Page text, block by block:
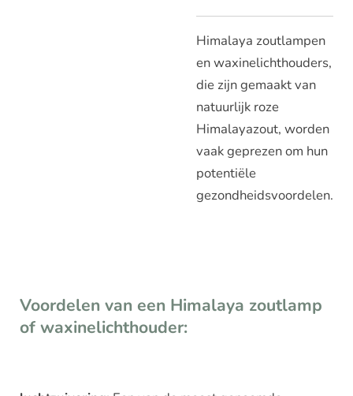
Himalaya zoutlampen
en waxinelichthouders,
die zijn gemaakt van
natuurlijk roze
Himalayazout, worden
vaak geprezen om hun
potentiële
gezondheidsvoordelen.
Voordelen van een Himalaya zoutlamp
of waxinelichthouder: